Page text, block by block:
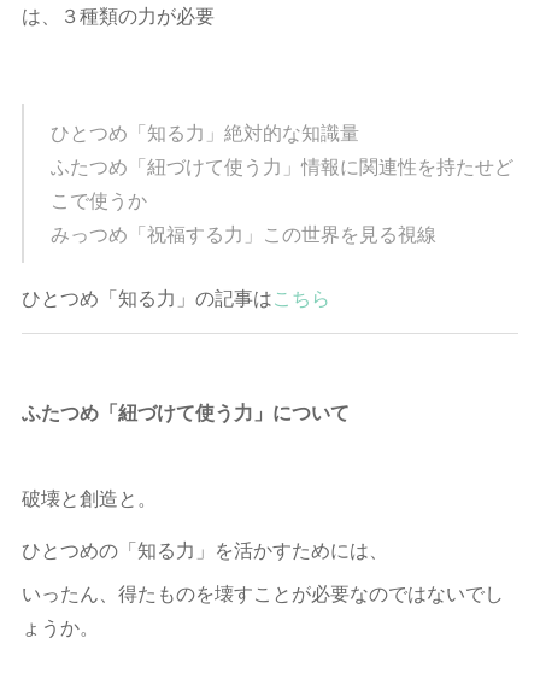
は、３種類の力が必要
ひとつめ「知る力」絶対的な知識量
ふたつめ「紐づけて使う力」情報に関連性を持たせど
こで使うか
みっつめ「祝福する力」この世界を見る視線
ひとつめ「知る力」の記事はこちら
ふたつめ「紐づけて使う力」について
破壊と創造と。
ひとつめの「知る力」を活かすためには、
いったん、得たものを壊すことが必要なのではないでし
ょうか。